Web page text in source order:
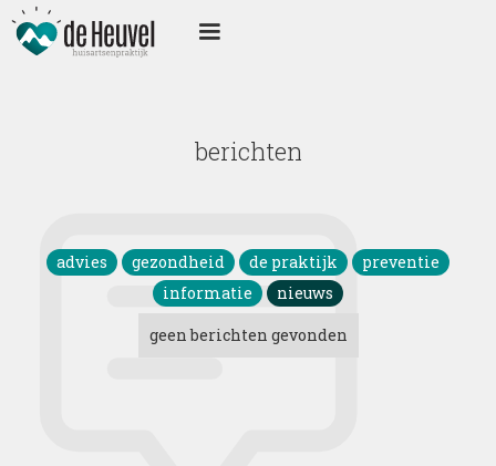
berichten
advies gezondheid de praktijk
preventie
informatie
nieuws
geen berichten gevonden